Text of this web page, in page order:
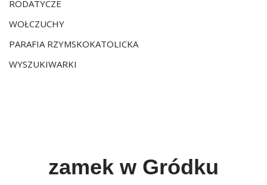
RODATYCZE
WOŁCZUCHY
PARAFIA RZYMSKOKATOLICKA
WYSZUKIWARKI
zamek w Gródku